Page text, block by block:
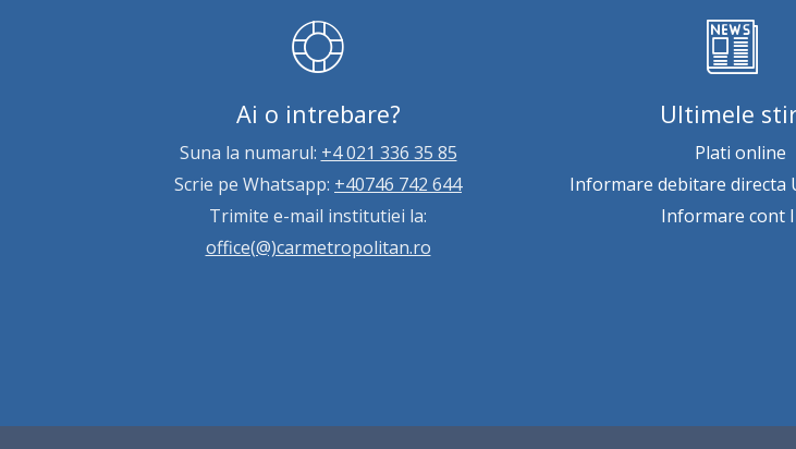
Ai o intrebare?
Suna la numarul: +4 021 336 35 85
Scrie pe Whatsapp: +40746 742 644
Trimite e-mail institutiei la:
office(@)carmetropolitan.ro
Ultimele
Plati online
Informare debitare directa
Informare cont